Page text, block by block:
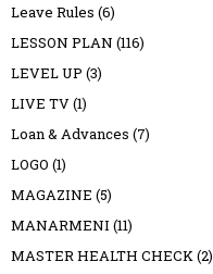
Leave Rules (6)
LESSON PLAN (116)
LEVEL UP (3)
LIVE TV(1)
Loan & Advances (7)
LOGO (1)
MAGAZINE (5)
MANARMENI (11)
MASTER HEALTH CHECK(2)